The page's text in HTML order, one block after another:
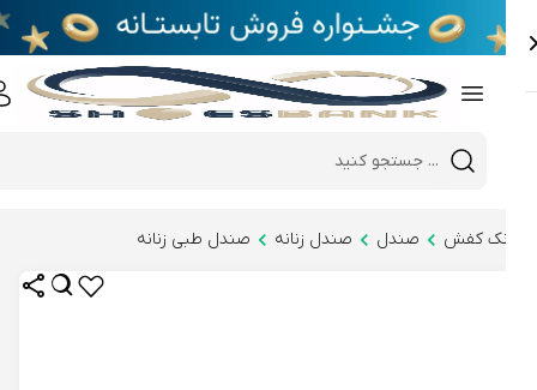
Mobile header search
e
کفش صندل صندل زنانه صندل طبی زنانه